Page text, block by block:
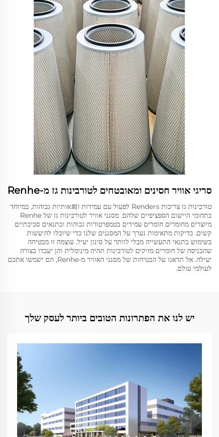
סריגי אוויר חסינים ומאובטחים לטורבינות גז מ-Renhe
טורבינות גז צריכות Renders לפעול עם עמידות ו뢰אותיות גבוהות, במיוחד
בתחומי היישום הספציפיים שלהם. מסנני אוויר לטורבינות גז של Renhe
מיוצרים מחומרים חומרים עמידים בטמפרטורות גבוהות ובתנאים סביבתיים
קשים. בדיקות מתאימות נערך על המסננים שלנו כדי שיוכלו להיעשות
בשימוש בתנאי התעשייה מבלי לוותר על סינון יעיל. עוצמה זו מבטיחה
שהכניסה של חומרים מזיקים לטורבינות תהיה מינימלית והן יעבדו בצורה
יעילה. אל תדאגו על הבטיחות של מסנני האוויר מ-Renhe, הם ישמשו אתכם
לעולמי עולם.
יש לנו את הפתרונות הטובים ביותר לעסק שלך